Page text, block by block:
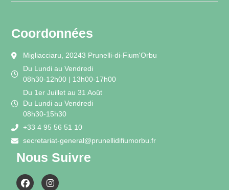
Coordonnées
Migliacciaru, 20243 Prunelli-di-Fium'Orbu
Du Lundi au Vendredi
08h30-12h00 | 13h00-17h00
Du 1er Juillet au 31 Août
Du Lundi au Vendredi
08h30-15h30
+33 4 95 56 51 10
secretariat-general@prunellidifiumorbu.fr
Nous Suivre